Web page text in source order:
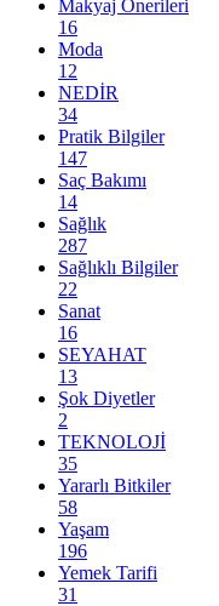
Makyaj Önerileri
16
Moda
12
NEDİR
34
Pratik Bilgiler
147
Saç Bakımı
14
Sağlık
287
Sağlıklı Bilgiler
22
Sanat
16
SEYAHAT
13
Şok Diyetler
2
TEKNOLOJİ
35
Yararlı Bitkiler
58
Yaşam
196
Yemek Tarifi
31